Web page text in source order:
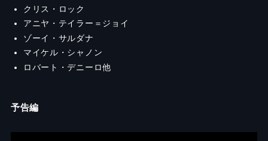
クリス・ロック
アニヤ・テイラー＝ジョイ
ゾーイ・サルダナ
マイケル・シャノン
ロバート・デニーロ他
予告編